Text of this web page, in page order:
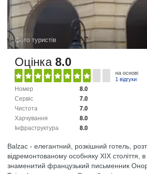
фото туристів
Оцінка 8.0
на основі
1 відгуки
8.0
Номер
7.0
Сервіс
7.0
Чистота
8.0
Харчування
8.0
Інфраструктура
Balzac - елегантний, розкішний готель,
відремонтованому особняку ХІХ століття,
знаменитий французький письменник